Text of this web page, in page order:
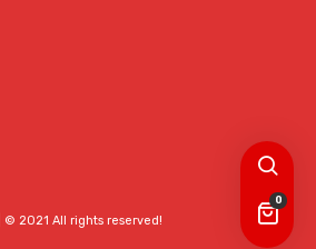
0
| © 2021 All rights reserved!